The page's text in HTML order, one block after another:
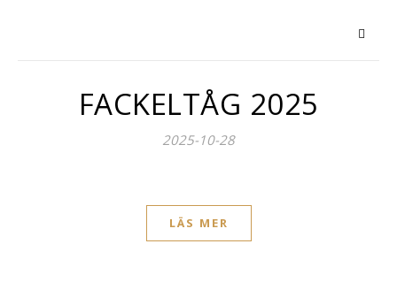
FACKELTÅG 2025
2025-10-28
LÄS MER